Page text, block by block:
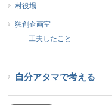
村役場
独創企画室
工夫したこと
自分アタマで考える